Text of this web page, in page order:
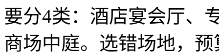
要分4类：酒店宴会厅、
商场中庭。选错场地，